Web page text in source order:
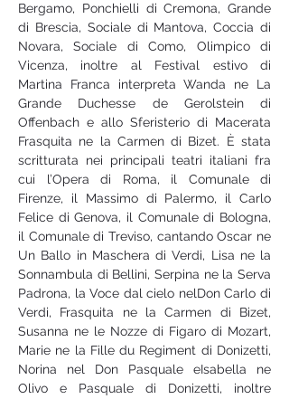
Bergamo, Ponchielli di Cremona, Grande
di Brescia, Sociale di Mantova, Coccia di
Novara, Sociale di Como, Olimpico di
Vicenza, inoltre al Festival estivo di
Martina Franca interpreta Wanda ne La
Grande Duchesse de Gerolstein di
Offenbach e allo Sferisterio di Macerata
Frasquita ne la Carmen di Bizet. È stata
scritturata nei principali teatri italiani fra
cui l’Opera di Roma, il Comunale di
Firenze, il Massimo di Palermo, il Carlo
Felice di Genova, il Comunale di Bologna,
il Comunale di Treviso, cantando Oscar ne
Un Ballo in Maschera di Verdi, Lisa ne la
Sonnambula di Bellini, Serpina ne la Serva
Padrona, la Voce dal cielo nelDon Carlo di
Verdi, Frasquita ne la Carmen di Bizet,
Susanna ne le Nozze di Figaro di Mozart,
Marie ne la Fille du Regiment di Donizetti,
Norina nel Don Pasquale eIsabella ne
Olivo e Pasquale di Donizetti, inoltre